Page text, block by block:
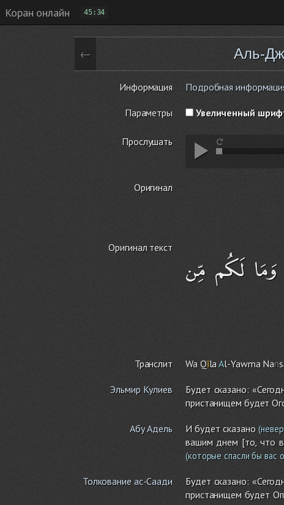
Коран онлайн 45:34
← Аль-
Информация Подробная
Параметры Увеличенный
Прослушать
Оригинал
Оригинал текст
وَمَا لَكُم مِّن
Транслит Wa QīlaAl-Yawma Nan
Эльмир Кулиев
Будет сказано:
пристанищем будет
Абу Адель И будет сказано
вашим днем [то, что
(которые спасли бы вас
Толкование ас-Саади
Будет сказано:
пристанищем будет